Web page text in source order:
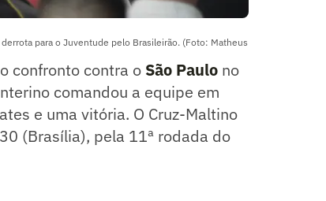
para o Juventude pelo Brasileirão. (Foto: Matheus
confronto contra o São Paulo no
comandou a equipe em
e uma vitória. O Cruz-Maltino
(Brasília), pela 11ª rodada do